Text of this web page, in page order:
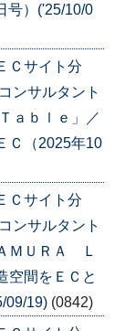
号）('25/10/0
Ｃサイト分
ンサルタント
ｂｌｅ」／
Ｃ（2025年10
Ｃサイト分
ンサルタント
ＭＵＲＡ Ｌ
空間をＥＣと
09/19) (0842)